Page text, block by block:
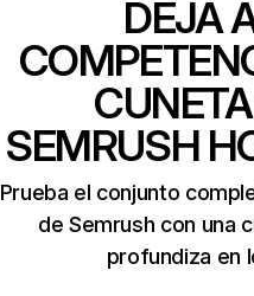
DEJA
SEMRUSH
Prueba el conjunto
de Semrush con una
profundiza en